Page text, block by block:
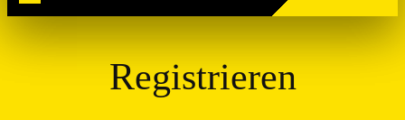
Registrieren